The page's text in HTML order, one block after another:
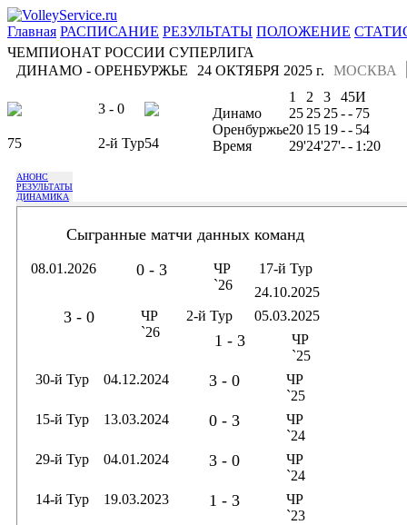
Главная РАСПИСАНИЕ РЕЗУЛЬТАТЫ ПОЛОЖЕНИЕ
ЧЕМПИОНАТ РОССИИ СУПЕРЛИГА
ДИНАМО - ОРЕНБУРЖЬЕ
МОСКВА
24 ОКТЯБРЯ 2025 г.
3 - 0
75 2-й Тур54
1 2 3 45И
Динамо
25 25 25-- 75
Оренбуржье20 15 19-- 54
Время
29'24'27'-- 1:20
АНОНС
РЕЗУЛЬТАТЫ
ДИНАМИКА
Сыгранные матчи данных команд
08.01.2026 0 - 3
ЧР
`26
17-й Тур
24.10.2025
3 - 0
ЧР
`26
2-й Тур 05.03.2025
1 - 3
ЧР
`25
30-й Тур
04.12.2024 3 - 0
ЧР
`25
15-й Тур
13.03.2024 0 - 3
ЧР
`24
29-й Тур
04.01.2024 3 - 0
ЧР
`24
14-й Тур
19.03.2023 1 - 3
ЧР
`23